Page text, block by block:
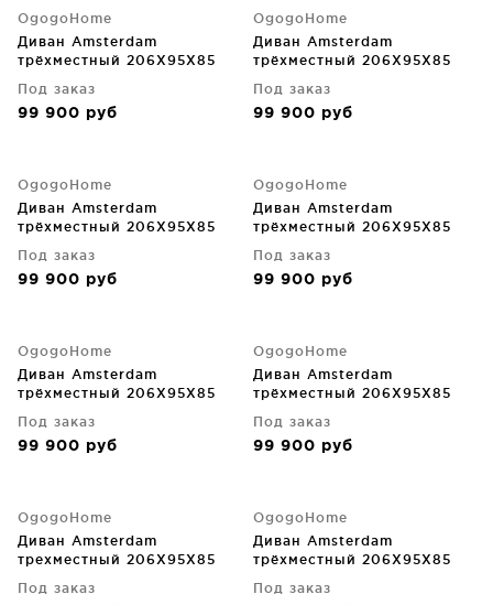
OgogoHome
Диван Amsterdam
трёхместный 206X95X85
Под заказ
99 900 руб
OgogoHome
Диван Amsterdam
трёхместный 206X95X85
Под заказ
99 900 руб
OgogoHome
Диван Amsterdam
трёхместный 206X95X85
Под заказ
99 900 руб
OgogoHome
Диван Amsterdam
трёхместный 206X95X85
Под заказ
99 900 руб
OgogoHome
Диван Amsterdam
трёхместный 206X95X85
Под заказ
99 900 руб
OgogoHome
Диван Amsterdam
трёхместный 206X95X85
Под заказ
99 900 руб
OgogoHome
Диван Amsterdam
трехместный 206X95X85
Под заказ
OgogoHome
Диван Amsterdam
трёхместный 206X95X85
Под заказ